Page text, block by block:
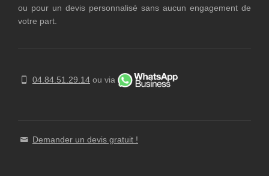
ou pour un devis personnalisé sans aucun engagement de
votre part.
04.84.51.29.14 ou via
Demander un devis gratuit !